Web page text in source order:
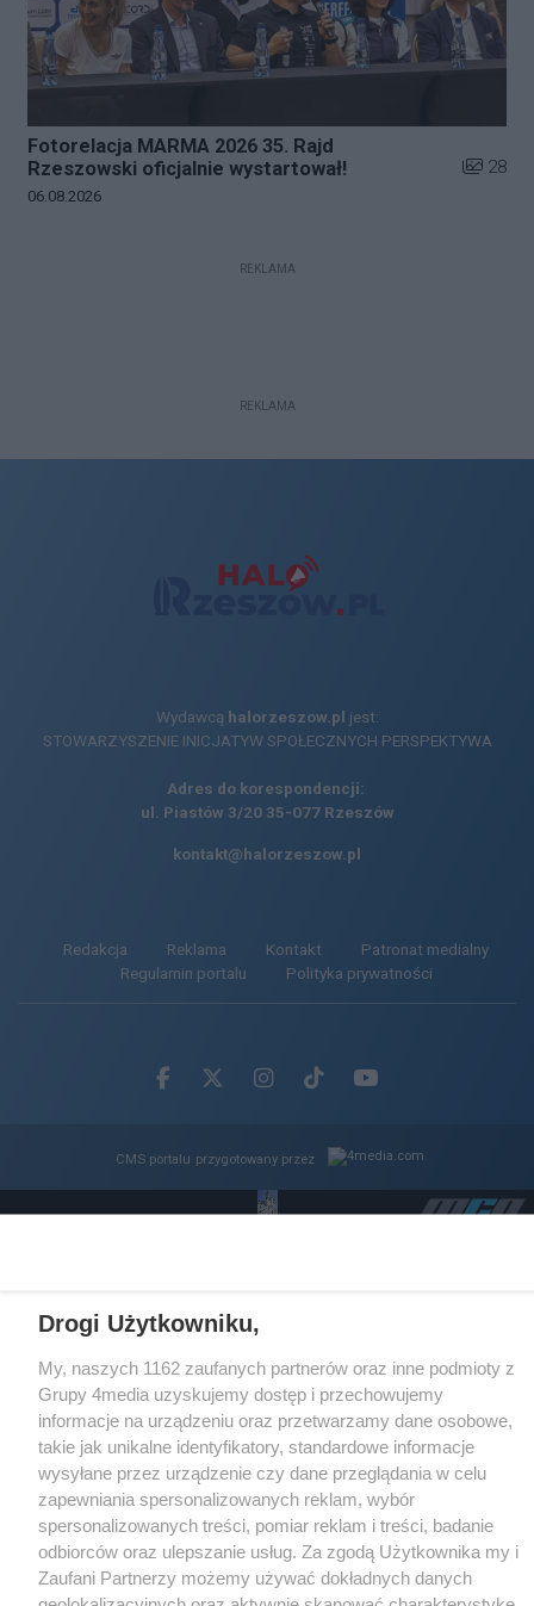
Fotorelacja MARMA 2026 35. Rajd
Rzeszowski oficjalnie wystartował!
Liczba
28
Data dodania galerii:
06.08.2026
REKLAMA
REKLAMA
Wydawcą halorzeszow.pl jest:
STOWARZYSZENIE INICJATYW SPOŁECZNYCH PERSPEKTYWA
Adres do korespondencji:
ul. Piastów 3/20 35-077 Rzeszów
kontakt@halorzeszow.pl
Redakcja Reklama Kontakt
Patronat medialny
Regulamin portalu
Polityka prywatności
Facebook.com
X.comInstagram.com
Tiktok.comYoutube.com
CMS portalu przygotowany przez
Unmute Loaded:
Drogi Użytkowniku,
My, naszych 1162 zaufanych partnerów oraz inne podmioty z
Grupy 4media uzyskujemy dostęp i przechowujemy
informacje na urządzeniu oraz przetwarzamy dane osobowe,
takie jak unikalne identyfikatory, standardowe informacje
wysyłane przez urządzenie czy dane przeglądania w celu
zapewniania spersonalizowanych reklam, wybór
spersonalizowanych treści, pomiar reklam i treści, badanie
odbiorców oraz ulepszanie usług. Za zgodą Użytkownika my i
Zaufani Partnerzy możemy używać dokładnych danych